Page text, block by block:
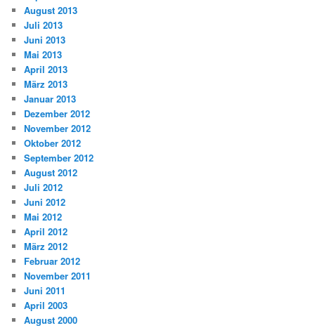
August 2013
Juli 2013
Juni 2013
Mai 2013
April 2013
März 2013
Januar 2013
Dezember 2012
November 2012
Oktober 2012
September 2012
August 2012
Juli 2012
Juni 2012
Mai 2012
April 2012
März 2012
Februar 2012
November 2011
Juni 2011
April 2003
August 2000